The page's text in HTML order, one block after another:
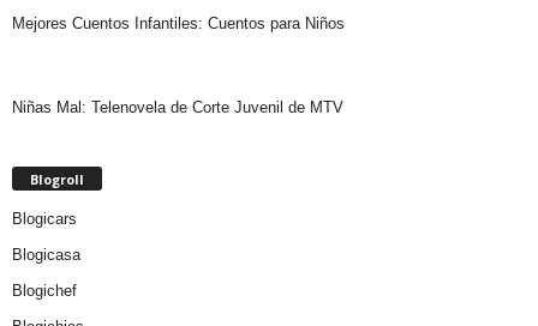
Mejores Cuentos Infantiles: Cuentos para Niños
Niñas Mal: Telenovela de Corte Juvenil de MTV
Blogroll
Blogicars
Blogicasa
Blogichef